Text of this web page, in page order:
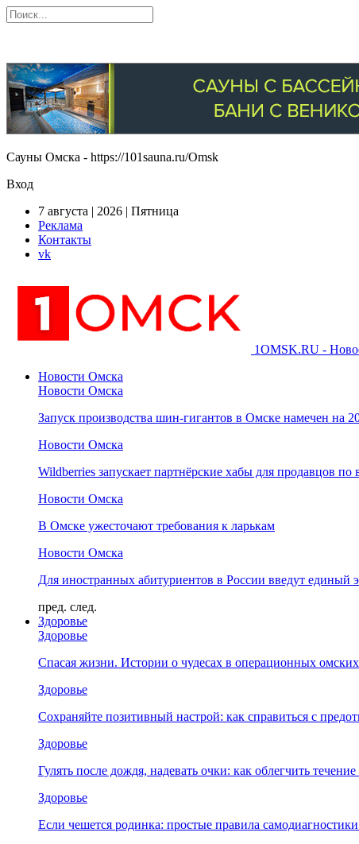
Сауны Омска - https://101sauna.ru/Omsk
Вход
7 августа | 2026 | Пятница
Реклама
Контакты
vk
1OMSK.RU -
Новости Омска
Новости Омска
Запуск производства шин-гигантов в Омске намечен на
Новости Омска
Wildberries запускает партнёрские хабы для продавцов по
Новости Омска
В Омске ужесточают требования к ларькам
Новости Омска
Для иностранных абитуриентов в России введут единый
пред. след.
Здоровье
Здоровье
Спасая жизни. Истории о чудесах в операционных
Здоровье
Сохраняйте позитивный настрой: как справиться с
Здоровье
Гулять после дождя, надевать очки: как облегчить
Здоровье
Если чешется родинка: простые правила